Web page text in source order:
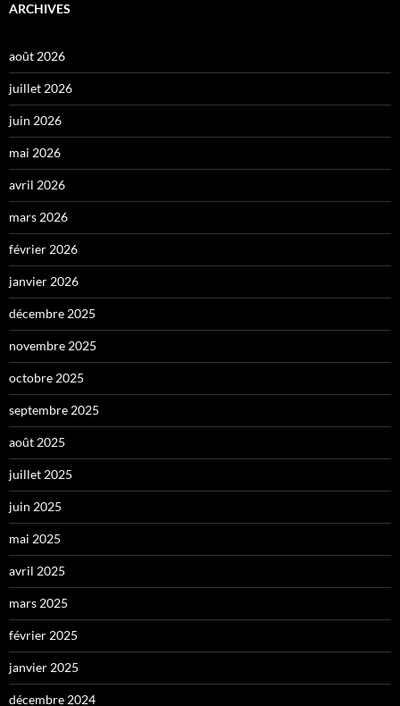
ARCHIVES
août 2026
juillet 2026
juin 2026
mai 2026
avril 2026
mars 2026
février 2026
janvier 2026
décembre 2025
novembre 2025
octobre 2025
septembre 2025
août 2025
juillet 2025
juin 2025
mai 2025
avril 2025
mars 2025
février 2025
janvier 2025
décembre 2024